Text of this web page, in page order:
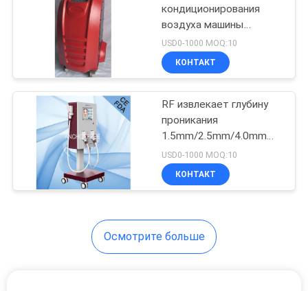
Соленоид -
управляемый
клапан
управления по
направлению
Ручной клапан
кондиционирования
воздуха машины
спасения хладоагента
r134a портативное
USD0-1000 MOQ:10
КОНТАКТ
RF извлекает глубину
проникания
1.5mm/2.5mm/4.0mm
кожи машины
морщинки стороны
USD0-1000 MOQ:10
КОНТАКТ
Осмотрите больше